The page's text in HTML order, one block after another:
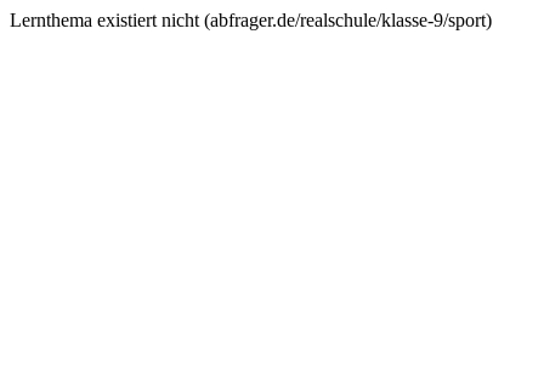
Lernthema existiert nicht (abfrager.de/realschule/klasse-9/sport)